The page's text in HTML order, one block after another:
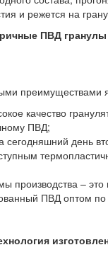
и режется на
ПВД
преимуществами
качество
ПВД;
день
– это
ПВД оптом по